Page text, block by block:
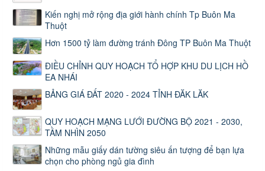
Kiến nghị mở rộng địa giới hành chính Tp Buôn Ma
Thuột
Hơn 1500 tỷ làm đường tránh Đông TP Buôn Ma Thuột
ĐIỀU CHỈNH QUY HOẠCH TỔ HỢP KHU DU LỊCH HỒ
EA NHÁI
BẢNG GIÁ ĐẤT 2020 - 2024 TỈNH ĐĂK LĂK
QUY HOẠCH MẠNG LƯỚI ĐƯỜNG BỘ 2021 - 2030,
TẦM NHÌN 2050
Những mẫu giấy dán tường siêu ấn tượng để bạn lựa
chọn cho phòng ngủ gia đình